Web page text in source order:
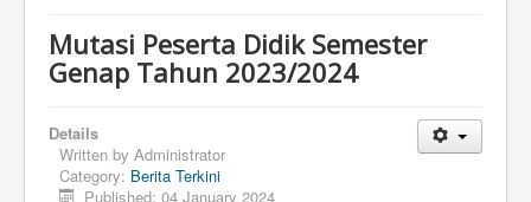
Mutasi Peserta Didik Semester
Genap Tahun 2023/2024
Details
Written by Administrator
Category: Berita Terkini
Published: 04 January 2024